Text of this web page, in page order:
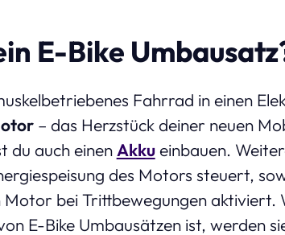
E-Bike
Fahrrad in einen
– das Herzstück deiner neuen
du auch einen Akkueinbauen.
des Motors steuert,
bei Trittbewegungen aktiviert.
E-Bike Umbausätzen ist, werden